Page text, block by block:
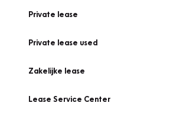
Private lease
Private lease used
Zakelijke lease
Lease Service Center